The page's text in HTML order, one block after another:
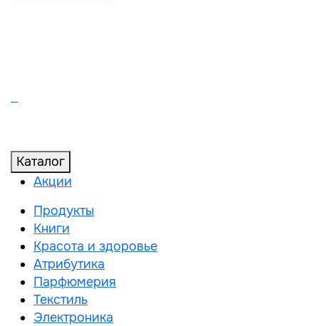
Каталог
Акции
Продукты
Книги
Красота и здоровье
Атрибутика
Парфюмерия
Текстиль
Электроника